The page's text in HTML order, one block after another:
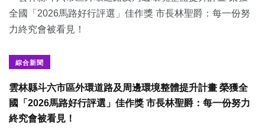
綜合新聞
雲林縣斗六市區外環道路及周邊環境整體提升計畫 榮獲全
國「2026馬路好行評選」佳作獎 市長林聖爵：每一份努力
終究會被看見！